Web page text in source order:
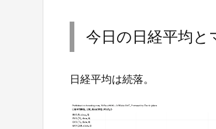
今日の日経平均と
日経平均は続落。